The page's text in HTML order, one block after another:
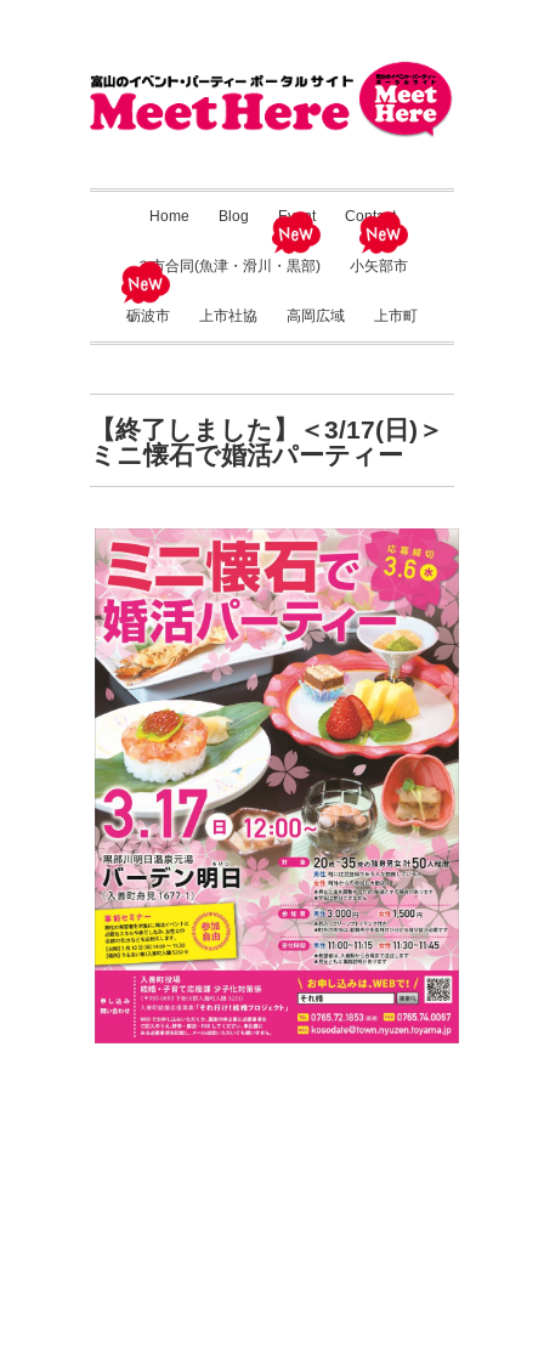
Home Blog Event Contact
３市合同(魚津・滑川・黒部) 小矢部市
砺波市 上市社協 高岡広域 上市町
【終了しました】＜3/17(日)＞
ミニ懐石で婚活パーティー